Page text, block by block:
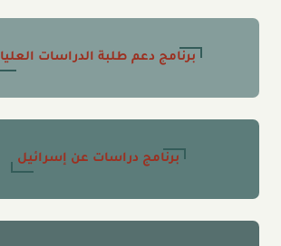
برنامج دعم طلبة الدراسات العليا
برنامج دراسات عن إسرائيل